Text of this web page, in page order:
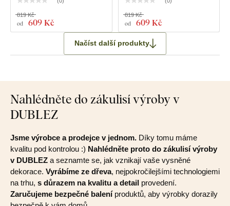
od 609 Kč
819 Kč
od 609 Kč
819 Kč
Načíst další produkty
Nahlédněte do zákulisí výroby v
DUBLEZ
Jsme výrobce a prodejce v jednom. Díky tomu máme
kvalitu pod kontrolou :) Nahlédněte proto do zákulisí výroby
v DUBLEZ a seznamte se, jak vznikají vaše vysněné
dekorace. Vyrábíme ze dřeva, nejpokročilejšími technologiemi
na trhu, s důrazem na kvalitu a detail provedení.
Zaručujeme bezpečné baleníproduktů, aby výrobky dorazily